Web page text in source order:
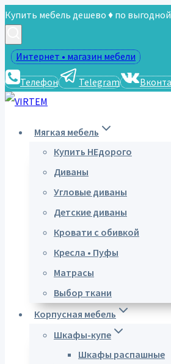
Перейти
содержимому
Купить мебель дешево ♦ по
Интернет • магазин мебели
Телефон Telegram
Мягкая мебель
Купить НЕдорого
Диваны
Угловые диваны
Детские диваны
Кровати с обивкой
Кресла • Пуфы
Матрасы
Выбор ткани
Корпусная мебель
Шкафы-купе
Шкафы распашные